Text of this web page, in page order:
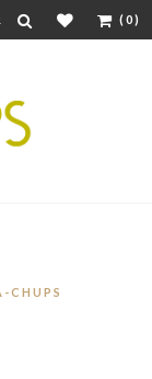
(0)
CHUPS